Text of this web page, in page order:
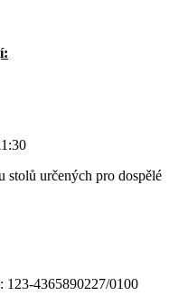
stolů určených pro dospělé
123-4365890227/0100